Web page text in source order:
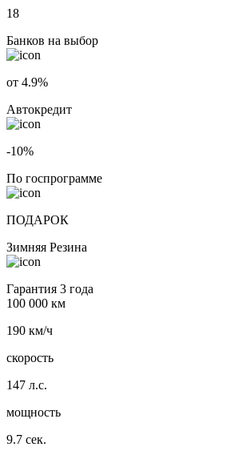
18
Банков на выбор
от 4.9%
Автокредит
-10%
По госпрограмме
ПОДАРОК
Зимняя Резина
Гарантия 3 года
100 000 км
190 км/ч
скорость
147 л.с.
мощность
9.7 сек.